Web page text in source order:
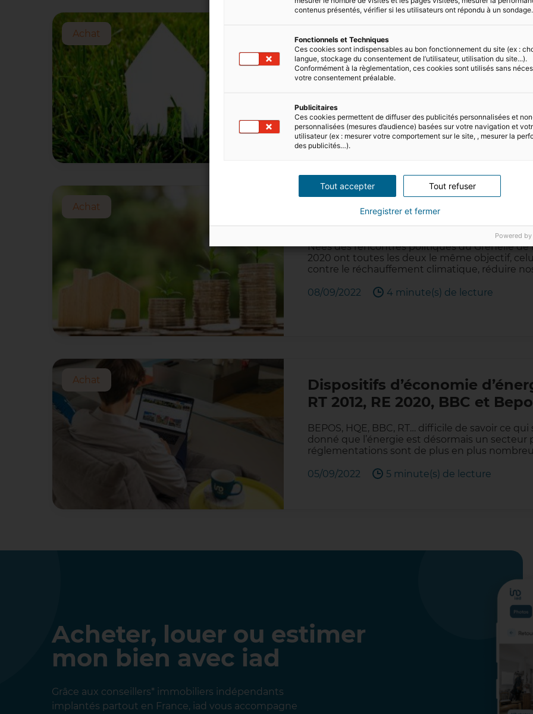
Achat
Faut-il acheter un logement
?
Les logements écologiques sont de plus en
“logements verts” ou logements à “énergie
séduit de plus en plus d’acheteurs. Quels
énergie ? Quels sont…
12/09/2022 4 minute(s) de lecture
Achat
Différences entre RT 2012 et
Nées des rencontres politiques du Grenelle de
2020 ont toutes les deux le même objectif,
contre le réchauffement climatique, réduire
08/09/2022 4 minute(s) de lecture
Achat
Dispositifs d’économie
RT 2012, RE 2020, BBC et
BEPOS, HQE, BBC, RT… difficile de savoir ce
donné que l’énergie est désormais un secteur
réglementations sont de plus en plus
05/09/2022 5 minute(s) de lecture
Acheter, louer ou estimer
mon bien avec iad
Grâce aux conseillers* immobiliers indépendants
implantés partout en France, iad vous accompagne
contenus présentés, vérifier si les utilisateurs ont répondu à un
Fonctionnels et Techniques
Ces cookies sont indispensables au bon fonctionnement du site (ex :
langue, stockage du consentement de l’utilisateur, utilisation du site...).
Conformément à la règlementation, ces cookies sont utilisés sans
votre consentement préalable.
Publicitaires
Ces cookies permettent de diffuser des publicités personnalisées et
personnalisées (mesures d’audience) basées sur votre navigation et
utilisateur (ex : mesurer votre comportement sur le site, , mesurer la
des publicités…).
Tout accepter Tout refuser
Enregistrer et fermer
Powered by